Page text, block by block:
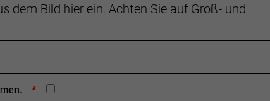
dem Bild hier ein. Achten Sie auf Groß- und